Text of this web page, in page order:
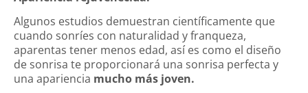
Algunos estudios demuestran científicamente que
cuando sonríes con naturalidad y franqueza,
aparentas tener menos edad, así es como el diseño
de sonrisa te proporcionará una sonrisa perfecta y
una apariencia mucho más joven.